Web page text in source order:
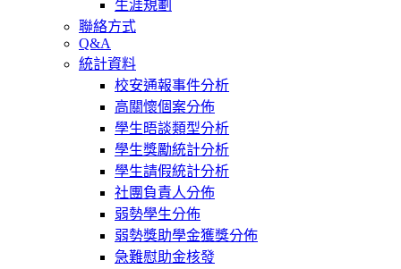
生涯規劃
聯絡方式
Q&A
統計資料
校安通報事件分析
高關懷個案分佈
學生晤談類型分析
學生獎勵統計分析
學生請假統計分析
社團負責人分佈
弱勢學生分佈
弱勢獎助學金獲獎分佈
急難慰助金核發